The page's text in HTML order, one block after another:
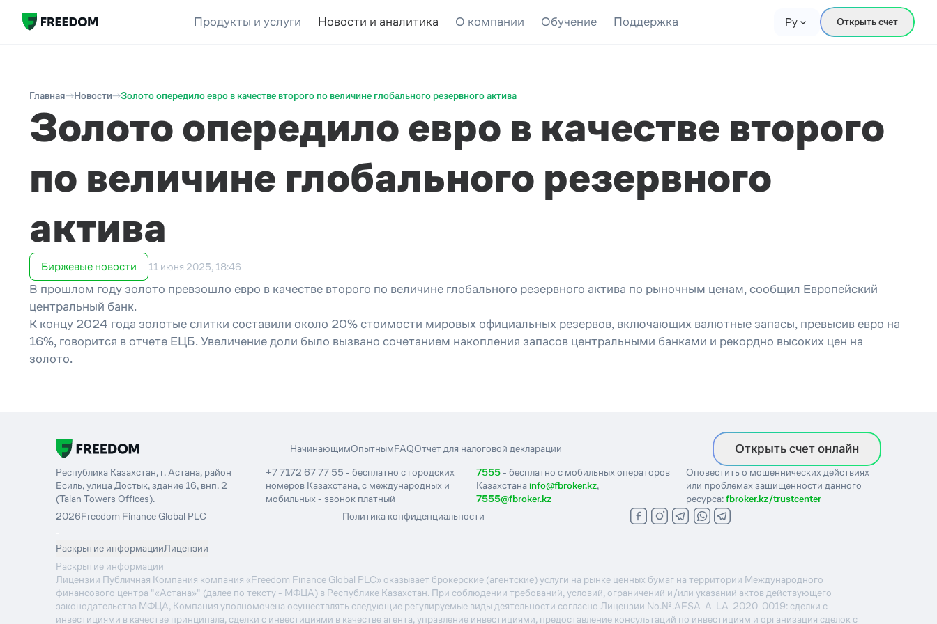
Продукты и услуги Новости и аналитика О компании Обучение Поддержка Ру Открыть счет
Главная Новости Золото опередило евро в качестве второго по величине глобального резервного актива
Золото опередило евро в качестве второго
по величине глобального резервного
актива
Биржевые новости 11 июня 2025, 18:46
В прошлом году золото превзошло евро в качестве второго по величине глобального резервного актива по рыночным ценам, сообщил Европейский
центральный банк.
К концу 2024 года золотые слитки составили около 20% стоимости мировых официальных резервов, включающих валютные запасы, превысив евро на
16%, говорится в отчете ЕЦБ. Увеличение доли было вызвано сочетанием накопления запасов центральными банками и рекордно высоких цен на
золото.
НачинающимОпытнымFAQОтчет для налоговой декларации Открыть счет онлайн
Республика Казахстан, г. Астана, район
Есиль, улица Достык, здание 16, внп. 2
(Talan Towers Offices).
+7 7172 67 77 55 - бесплатно с городских
номеров Казахстана, с международных и
мобильных - звонок платный
7555- бесплатно с мобильных операторов
Казахстанаinfo@fbroker.kz,
7555@fbroker.kz
Оповестить о мошеннических действиях
или проблемах защищенности данного
ресурса:fbroker.kz/trustcenter
2026Freedom Finance Global PLC
Политика конфиденциальности
Раскрытие информацииЛицензии
Раскрытие информации
Лицензии Публичная Компания компания «Freedom Finance Global PLC» оказывает брокерские (агентские) услуги на рынке ценных бумаг на территории Международного
финансового центра "«Астана»" (далее по тексту - МФЦА) в Республике Казахстан. При соблюдении требований, условий, ограничений и/или указаний актов действующего
законодательства МФЦА, Компания уполномочена осуществлять следующие регулируемые виды деятельности согласно Лицензии No.№.AFSA-A-LA-2020-0019: сделки с
инвестициями в качестве принципала, сделки с инвестициями в качестве агента, управление инвестициями, предоставление консультаций по инвестициям и организация сделок с